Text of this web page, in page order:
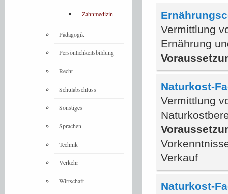
Vermittlung
Ernährung
Naturkost-
Vermittlung
Verkauf
Naturkost-
Zahnmedizin
Pädagogik
Persönlichkeitsbildung
Recht
Schulabschluss
Sonstiges
Sprachen
Technik
Verkehr
Wirtschaft